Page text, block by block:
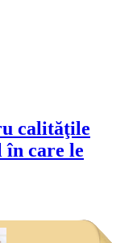
calităţile
în care le